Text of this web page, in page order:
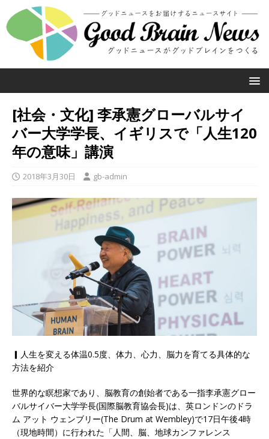
[社会・文化] 李承憲グローバルサイ
バー大学学長、イギリスで「人生120
年の意味」講演
2018年3月30日 gb-admin
▎人生を変える体温0.5度、体力、心力、脳力を育てる具体的な
方法を紹介
世界的な瞑想家であり、脳教育の創始者である一指李承憲グロー
バルサイバー大学学長(国際脳教育協会長)は、英ロンドンのドラ
ム アット ウェンブリー(The Drum at Wembley)で17日午後4時
（現地時間）に行われた「人間、脳、地球カンファレンス